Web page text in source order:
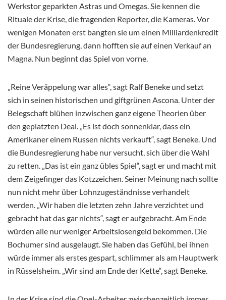
Werkstor geparkten Astras und Omegas. Sie kennen die
Rituale der Krise, die fragenden Reporter, die Kameras. Vor
wenigen Monaten erst bangten sie um einen Milliardenkredit
der Bundesregierung, dann hofften sie auf einen Verkauf an
Magna. Nun beginnt das Spiel von vorne.
„Reine Veräppelung war alles“, sagt Ralf Beneke und setzt
sich in seinen historischen und giftgrünen Ascona. Unter der
Belegschaft blühen inzwischen ganz eigene Theorien über
den geplatzten Deal. „Es ist doch sonnenklar, dass ein
Amerikaner einem Russen nichts verkauft“, sagt Beneke. Und
die Bundesregierung habe nur versucht, sich über die Wahl
zu retten. „Das ist ein ganz übles Spiel“, sagt er und macht mit
dem Zeigefinger das Kotzzeichen. Seiner Meinung nach sollte
nun nicht mehr über Lohnzugeständnisse verhandelt
werden. „Wir haben die letzten zehn Jahre verzichtet und
gebracht hat das gar nichts“, sagt er aufgebracht. Am Ende
würden alle nur weniger Arbeitslosengeld bekommen. Die
Bochumer sind ausgelaugt. Sie haben das Gefühl, bei ihnen
würde immer als erstes gespart, schlimmer als am Hauptwerk
in Rüsselsheim. „Wir sind am Ende der Kette“, sagt Beneke.